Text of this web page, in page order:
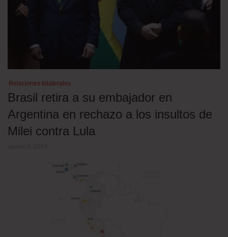
Relaciones bilaterales
Brasil retira a su embajador en
Argentina en rechazo a los insultos de
Milei contra Lula